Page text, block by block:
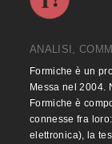
ANALISI,
Formiche è un
Messa nel 2004.
Formiche è
connesse fra
elettronica), la